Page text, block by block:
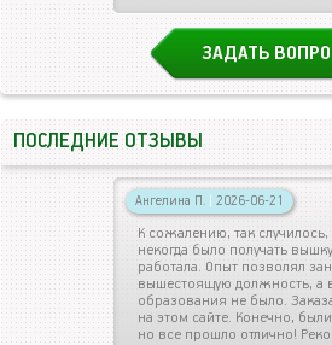
ЗАДАТЬ
ПОСЛЕДНИЕ ОТЗЫВЫ
Ангелина П. | 2026-06-21
К сожалению, так
некогда было получать
работала. Опыт позволял
вышестоящую должность, а
образования не было.
на этом сайте. Конечно,
но все прошло отлично!